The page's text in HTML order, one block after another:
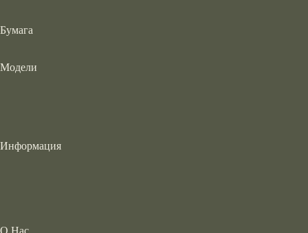
Бумага
Модели
Информация